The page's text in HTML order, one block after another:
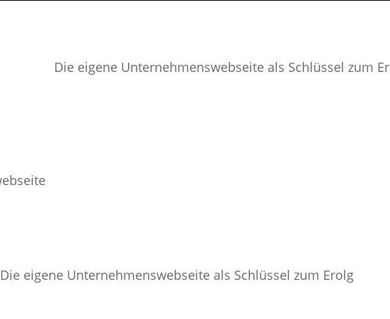
Die eigene Unternehmenswebseite als Schlüssel zum
Die eigene Unternehmenswebseite als Schlüssel zum Erolg